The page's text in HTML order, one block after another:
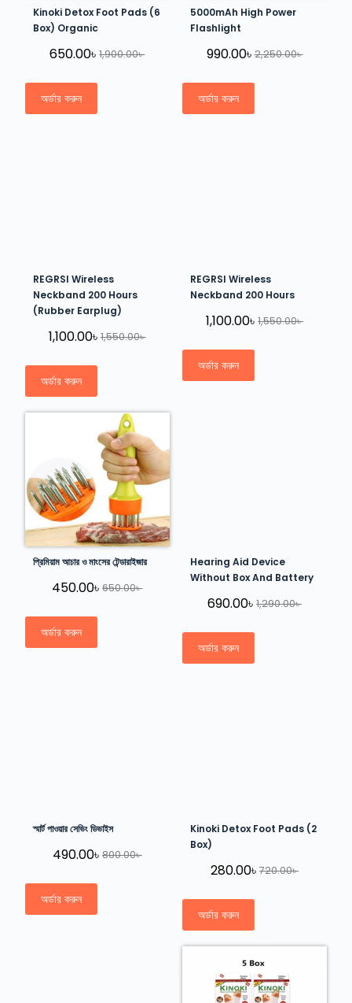
Kinoki Detox Foot Pads (6
Box) Organic
1,900.00৳
650.00৳
অর্ডার করুন
5000mAh High Power
Flashlight
2,250.00৳
990.00৳
অর্ডার করুন
REGRSI Wireless
Neckband 200 Hours
(Rubber Earplug)
1,550.00৳
1,100.00৳
অর্ডার করুন
REGRSI Wireless
Neckband 200 Hours
1,550.00৳
1,100.00৳
অর্ডার করুন
প্রিমিয়াম আচার ও মাংসের টেন্ডারাইজার
650.00৳
450.00৳
অর্ডার করুন
Hearing Aid Device
Without Box And Battery
1,290.00৳
690.00৳
অর্ডার করুন
স্মার্ট পাওয়ার সেভিং ডিভাইস
800.00৳
490.00৳
অর্ডার করুন
Kinoki Detox Foot Pads (2
Box)
720.00৳
280.00৳
অর্ডার করুন